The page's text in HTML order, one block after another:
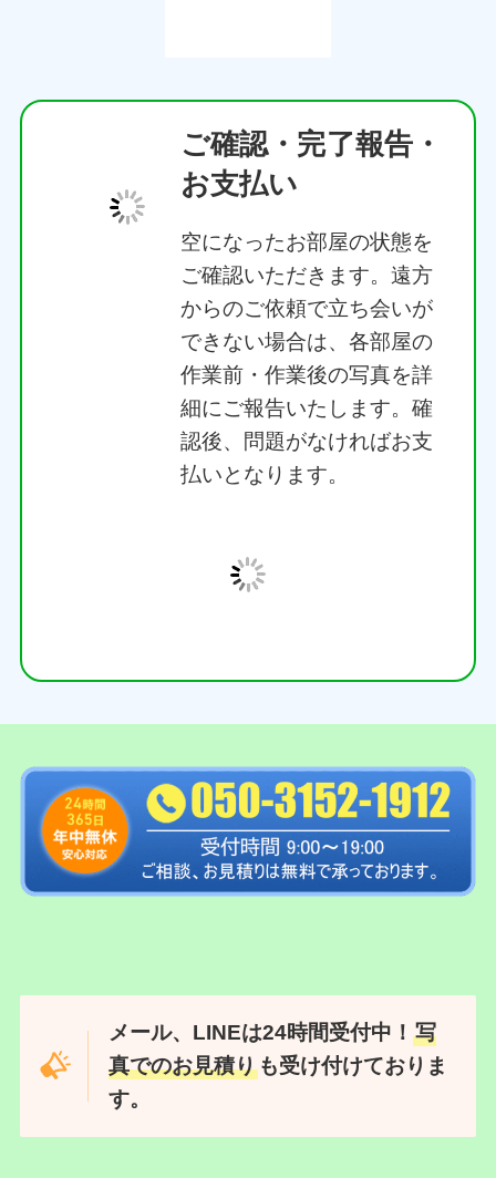
お支払い
空になったお部屋の状態を
からのご依頼で立ち会いが
できない場合は、各部屋の
作業前・作業後の写真を詳
細にご報告いたします。確
認後、問題がなければお支
払いとなります。
メール、LINEは24時間受付中！写